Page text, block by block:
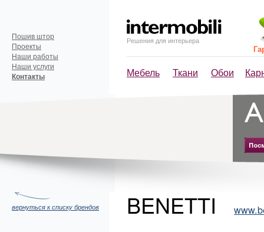
Решения для интерьера
Мебель Ткани Обои
Пошив штор
Проекты
Наши работы
Наши услуги
Контакты
вернуться к списку брендов BENETTI